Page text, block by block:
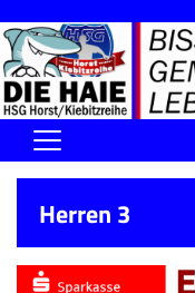
Home
Handball-Förderverein
Herren 3